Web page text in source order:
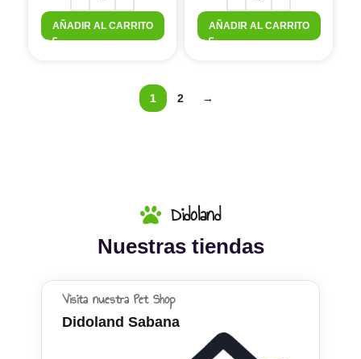
AÑADIR AL CARRITO AÑADIR AL CARRITO
1 2 →
Didoland
Nuestras tiendas
Visita nuestra Pet Shop
Didoland Sabana